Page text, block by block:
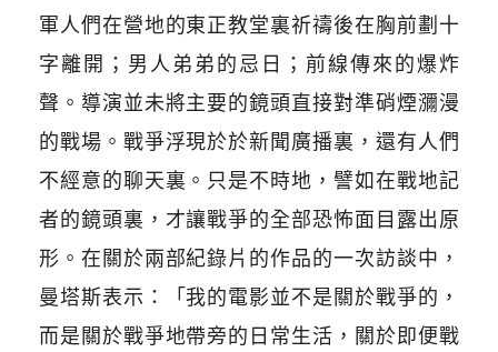
軍人們在營地的東正教堂裏祈禱後在胸前劃十
字離開；男人弟弟的忌日；前線傳來的爆炸
聲。導演並未將主要的鏡頭直接對準硝煙瀰漫
的戰場。戰爭浮現於於新聞廣播裏，還有人們
不經意的聊天裏。只是不時地，譬如在戰地記
者的鏡頭裏，才讓戰爭的全部恐怖面目露出原
形。在關於兩部紀錄片的作品的一次訪談中，
曼塔斯表示：「我的電影並不是關於戰爭的，
而是關於戰爭地帶旁的日常生活，關於即便戰